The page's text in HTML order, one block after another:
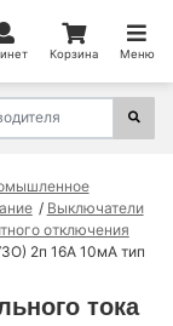
Корзина Меню
Выключатели
отключения
2п 16А 10мА тип
тока